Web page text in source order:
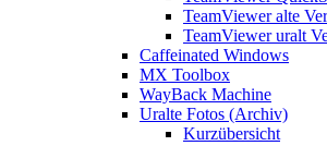
TeamViewer alte
TeamViewer uralt
Caffeinated Windows
MX Toolbox
WayBack Machine
Uralte Fotos (Archiv)
Kurzübersicht